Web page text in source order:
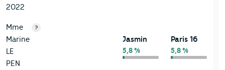
2022
Mme
Marine
LE
PEN
?
Jasmin
5,8 %
Paris 16
5,8 %